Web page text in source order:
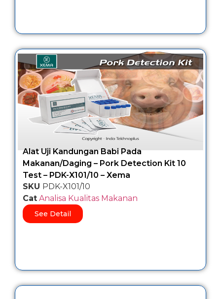
Alat Uji Kandungan Babi Pada
Makanan/Daging – Pork Detection Kit 10
Test – PDK-X101/10 – Xema
SKU PDK-X101/10
Cat Analisa Kualitas Makanan
See Detail